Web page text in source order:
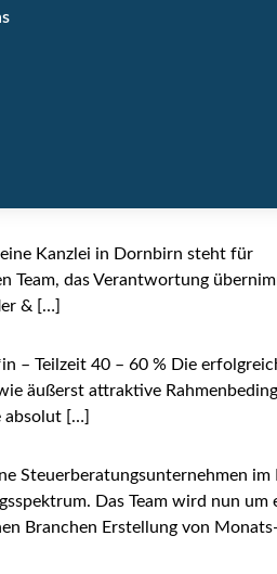
Kanzlei in Dornbirn steht für
Team, das Verantwortung
& […]
– Teilzeit 40 – 60 % Die
äußerst attraktive
absolut […]
Steuerberatungsunternehmen im
Das Team wird nun um
Branchen Erstellung von